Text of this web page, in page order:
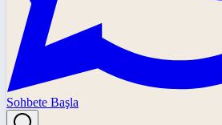
Sohbete Başla